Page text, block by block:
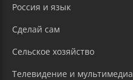
Россия и язык
Сделай сам
Сельское хозяйство
Телевидение и мультимедиа